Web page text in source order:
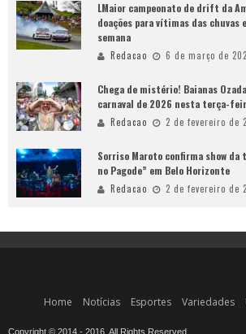
LMaior campeonato de drift da
doações para vítimas das chuvas
semana
Redacao 6 de março de
Chega de mistério! Baianas
carnaval de 2026 nesta terça-
Redacao 2 de fevereiro de
Sorriso Maroto confirma show da
no Pagode” em Belo Horizonte
Redacao 2 de fevereiro de
Home Notícias Esportes Variedades
Copyright © 2014 - 2016. All Rights Reserved.